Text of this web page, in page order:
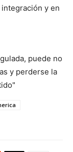
y en
puede no
y perderse la